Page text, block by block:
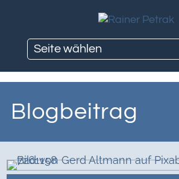
Seite wählen
Blogbeitrag